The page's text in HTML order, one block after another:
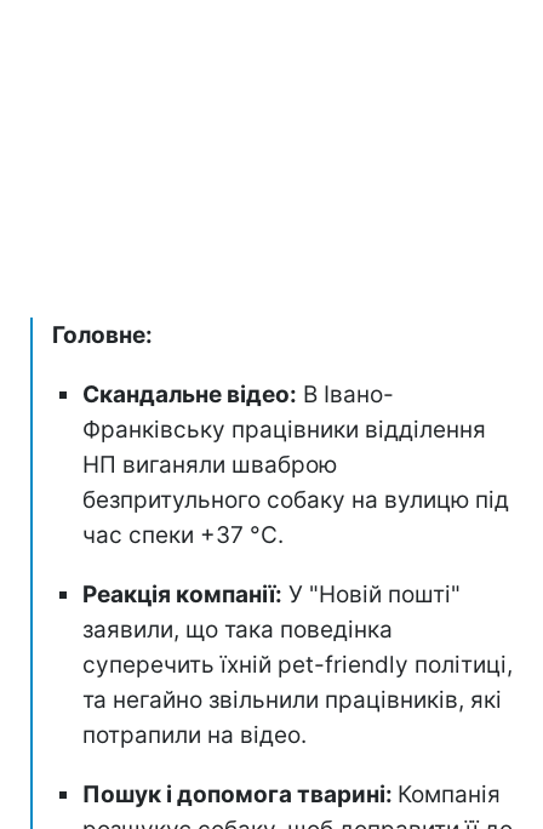
Головне:
Скандальне відео: В Івано-
Франківську працівники відділення
НП виганяли шваброю
безпритульного собаку на вулицю під
час спеки +37 °C.
Реакція компанії: У "Новій пошті"
заявили, що така поведінка
суперечить їхній pet-friendly політиці,
та негайно звільнили працівників, які
потрапили на відео.
Пошук і допомога тварині: Компанія